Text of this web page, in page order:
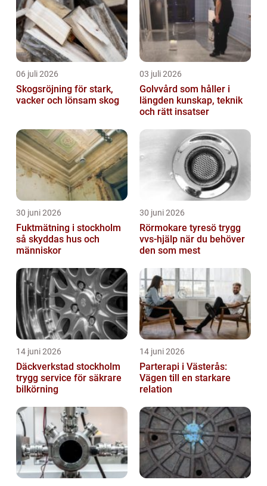
06 juli 2026
Skogsröjning för stark,
vacker och lönsam skog
03 juli 2026
Golvvård som håller i
längden kunskap, teknik
och rätt insatser
30 juni 2026
Fuktmätning i stockholm
så skyddas hus och
människor
30 juni 2026
Rörmokare tyresö trygg
vvs-hjälp när du behöver
den som mest
14 juni 2026
Däckverkstad stockholm
trygg service för säkrare
bilkörning
14 juni 2026
Parterapi i Västerås:
Vägen till en starkare
relation